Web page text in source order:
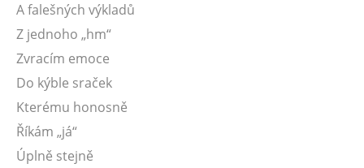
A falešných výkladů
Z jednoho „hm“
Zvracím emoce
Do kýble sraček
Kterému honosně
Říkám „já“
Úplně stejně